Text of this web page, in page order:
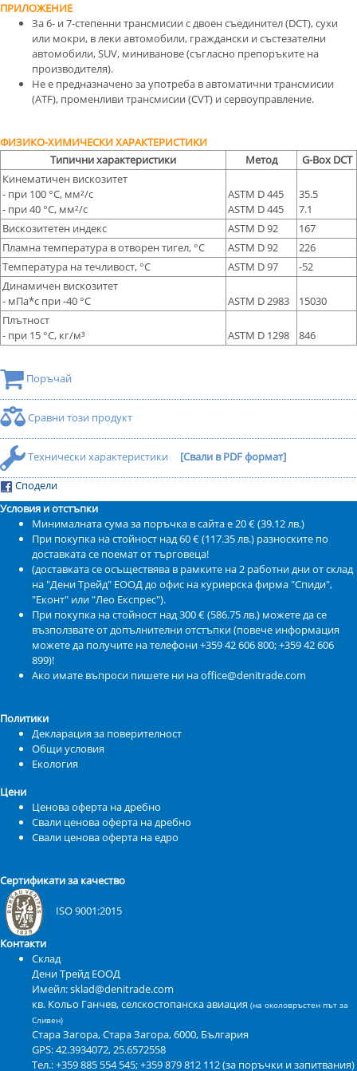
ПРИЛОЖЕНИЕ
За 6- и 7-степенни трансмисии с двоен съединител (DCT), сухи
или мокри, в леки автомобили, граждански и състезателни
автомобили, SUV, миниванове (съгласно препоръките на
производителя).
Не е предназначено за употреба в автоматични трансмисии
(ATF), променливи трансмисии (CVT) и сервоуправление.
ФИЗИКО-ХИМИЧЕСКИ ХАРАКТЕРИСТИКИ
Типични характеристики
Метод
G-Box DCT
Кинематичен вискозитет
- при 100 °С, мм²/с
- при 40 °С, мм²/с
ASTM D 445
ASTM D 445
35.5
7.1
Вискозитетен индекс
ASTM D 92
167
Пламна температура в отворен тигел, °С
ASTM D 92
226
Температура на течливост, °С
ASTM D 97
-52
Динамичен вискозитет
- мПа*с при -40 °С
ASTM D 2983
15030
Плътност
- при 15 °C, кг/м³
ASTM D 1298 846
Поръчай
Сравни този продукт
Технически характеристики
[Свали в PDF формат]
Сподели
Условия и отстъпки
Минималната сума за поръчка в сайта е 20 € (39.12 лв.)
При покупка на стойност над 60 € (117.35 лв.) разноските по
доставката се поемат от търговеца!
(доставката се осъществява в рамките на 2 работни дни от склад
на "Дени Трейд" ЕООД до офис на куриерска фирма "Спиди",
"Еконт" или "Лео Експрес").
При покупка на стойност над 300 € (586.75 лв.) можете да се
възползвате от допълнителни отстъпки (повече информация
можете да получите на телефони +359 42 606 800; +359 42 606
899)!
Ако имате въпроси пишете ни на office@denitrade.com
Политики
Декларация за поверителност
Общи условия
Екология
Цени
Ценова оферта на дребно
Свали ценова оферта на дребно
Свали ценова оферта на едро
Сертификати за качество
ISO 9001:2015
Контакти
Склад
Дени Трейд ЕООД
Имейл: sklad@denitrade.com
кв. Кольо Ганчев, селскостопанска авиация (на околовръстен път за
Сливен)
Стара Загора,Стара Загора,6000, България
GPS:42.3934072, 25.6572558
Тел.: +359 885 554 545; +359 879 812 112 (за поръчки и запитвания)